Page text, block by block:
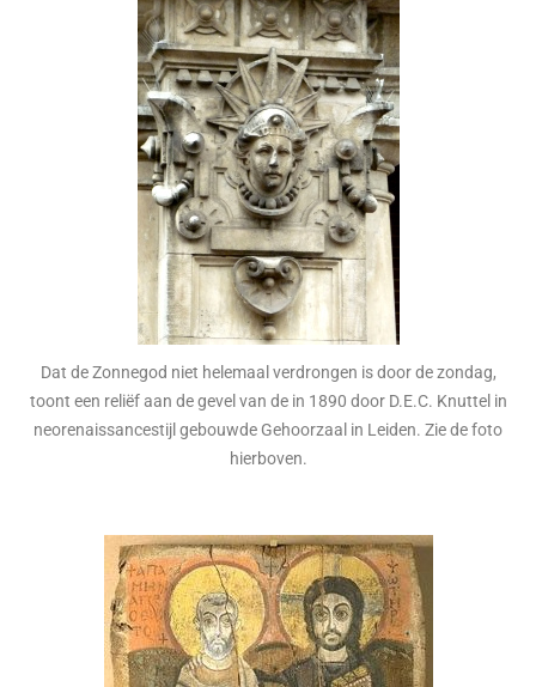
Dat de Zonnegod niet helemaal verdrongen is door de zondag,
toont een reliëf aan de gevel van de in 1890 door D.E.C. Knuttel in
neorenaissancestijl gebouwde Gehoorzaal in Leiden. Zie de foto
hierboven.